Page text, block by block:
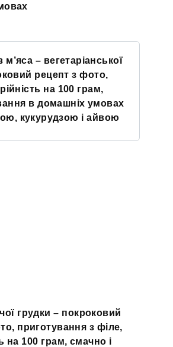
м’яса – вегетаріанської
рецепт з фото,
на 100 грам,
в домашніх умовах
кукурудзою і айвою
грудки – покроковий
приготування з філе,
на 100 грам, смачно і